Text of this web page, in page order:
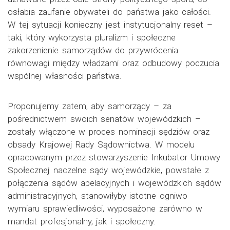
osłabia zaufanie obywateli do państwa jako całości.
W tej sytuacji konieczny jest instytucjonalny reset –
taki, który wykorzysta pluralizm i społeczne
zakorzenienie samorządów do przywrócenia
równowagi między władzami oraz odbudowy poczucia
wspólnej własności państwa.
Proponujemy zatem, aby samorządy – za
pośrednictwem swoich senatów wojewódzkich –
zostały włączone w proces nominacji sędziów oraz
obsady Krajowej Rady Sądownictwa. W modelu
opracowanym przez stowarzyszenie Inkubator Umowy
Społecznej naczelne sądy wojewódzkie, powstałe z
połączenia sądów apelacyjnych i wojewódzkich sądów
administracyjnych, stanowiłyby istotne ogniwo
wymiaru sprawiedliwości, wyposażone zarówno w
mandat profesjonalny, jak i społeczny.